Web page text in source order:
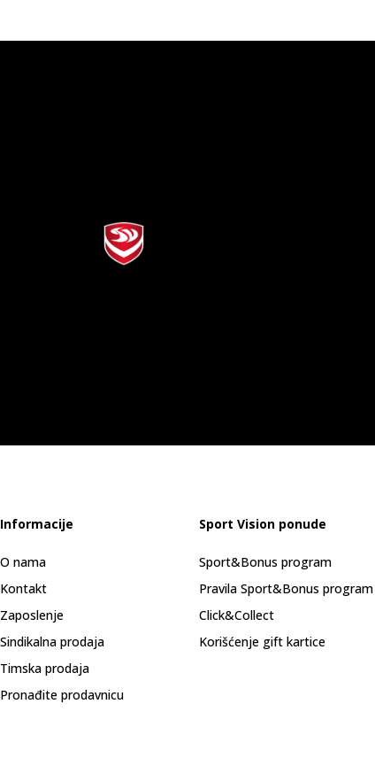
Informacije
O nama
Kontakt
Zaposlenje
Sindikalna prodaja
Timska prodaja
Pronađite prodavnicu
Sport Vision ponude
Sport&Bonus program
Pravila Sport&Bonus program
Click&Collect
Korišćenje gift kartice